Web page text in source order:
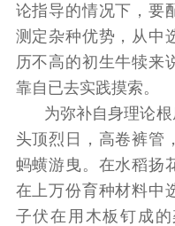
论指导的情况下，要
测定杂种优势，从中
历不高的初生牛犊来
靠自已去实践摸索。
为弥补自身理论
头顶烈日，高卷裤管
蚂蟥游曳。在水稻扬
在上万份育种材料中
子伏在用木板钉成